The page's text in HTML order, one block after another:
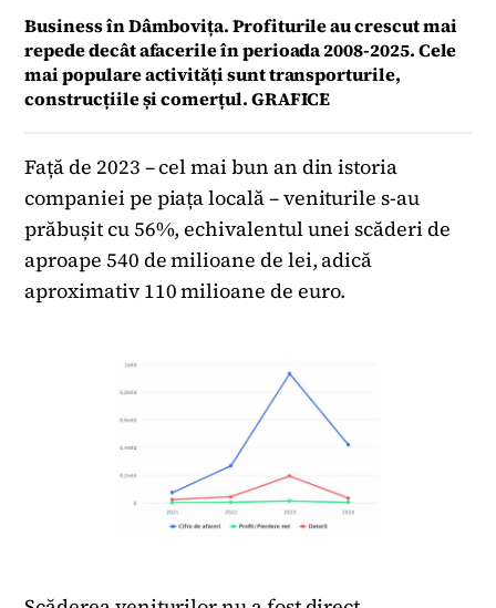
Business în Dâmbovița. Profiturile au crescut mai
repede decât afacerile în perioada 2008-2025. Cele
mai populare activități sunt transporturile,
construcțiile și comerțul. GRAFICE
Față de 2023 – cel mai bun an din istoria
companiei pe piața locală – veniturile s-au
prăbușit cu 56%, echivalentul unei scăderi de
aproape 540 de milioane de lei, adică
aproximativ 110 milioane de euro.